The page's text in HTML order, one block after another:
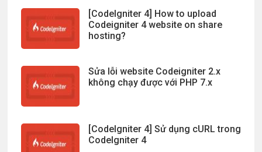
[CodeIgniter 4] How to upload
Codeigniter 4 website on share
hosting?
Sửa lỗi website Codeigniter 2.x
không chạy được với PHP 7.x
[CodeIgniter 4] Sử dụng cURL trong
CodeIgniter 4